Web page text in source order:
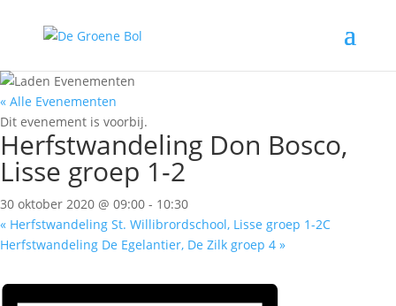
« Alle Evenementen
Dit evenement is voorbij.
Herfstwandeling Don Bosco,
Lisse groep 1-2
30 oktober 2020 @ 09:00 - 10:30
« Herfstwandeling St. Willibrordschool, Lisse groep 1-2C
Herfstwandeling De Egelantier, De Zilk groep 4 »